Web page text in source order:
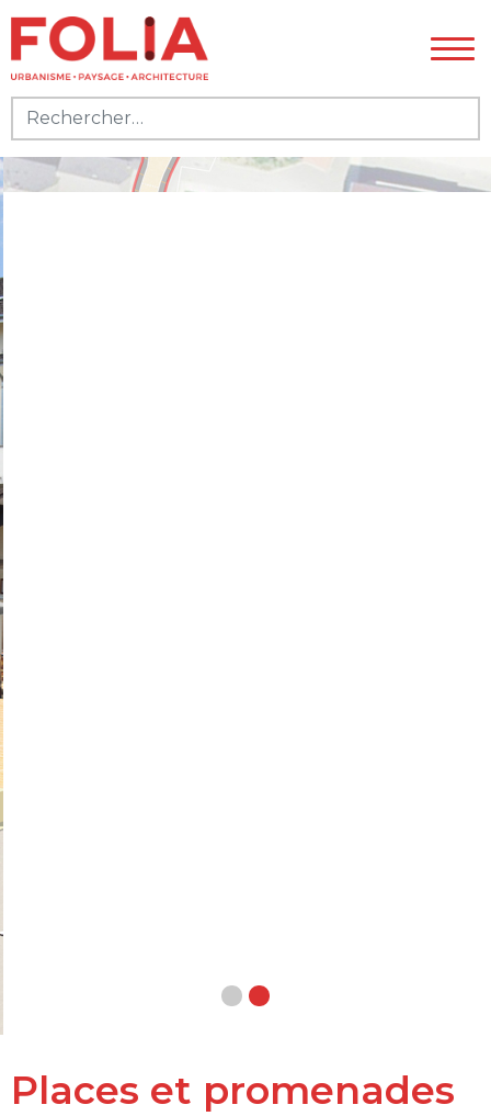
Rechercher :
Places et promenades